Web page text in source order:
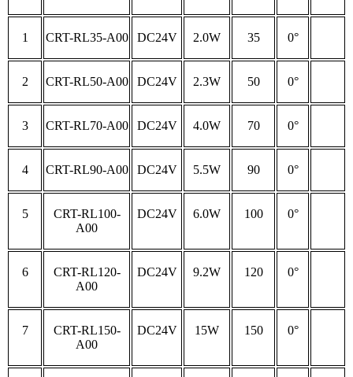
1 CRT-RL35-A00 DC24V 2.0W 35 0°
2 CRT-RL50-A00 DC24V 2.3W 50 0°
3 CRT-RL70-A00 DC24V 4.0W 70 0°
4 CRT-RL90-A00 DC24V 5.5W 90 0°
5
CRT-RL100-
A00
DC24V 6.0W 100 0°
6
CRT-RL120-
A00
DC24V 9.2W 120 0°
7
CRT-RL150-
A00
DC24V 15W 150 0°